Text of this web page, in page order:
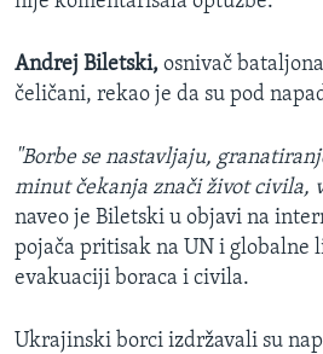
Andrej Biletski, osnivač
čeličani, rekao je da su pod
"Borbe se nastavljaju,
minut čekanja znači život civila,
naveo je Biletski u objavi na
pojača pritisak na UN i globalne
evakuaciji boraca i civila.
Ukrajinski borci izdržavali su